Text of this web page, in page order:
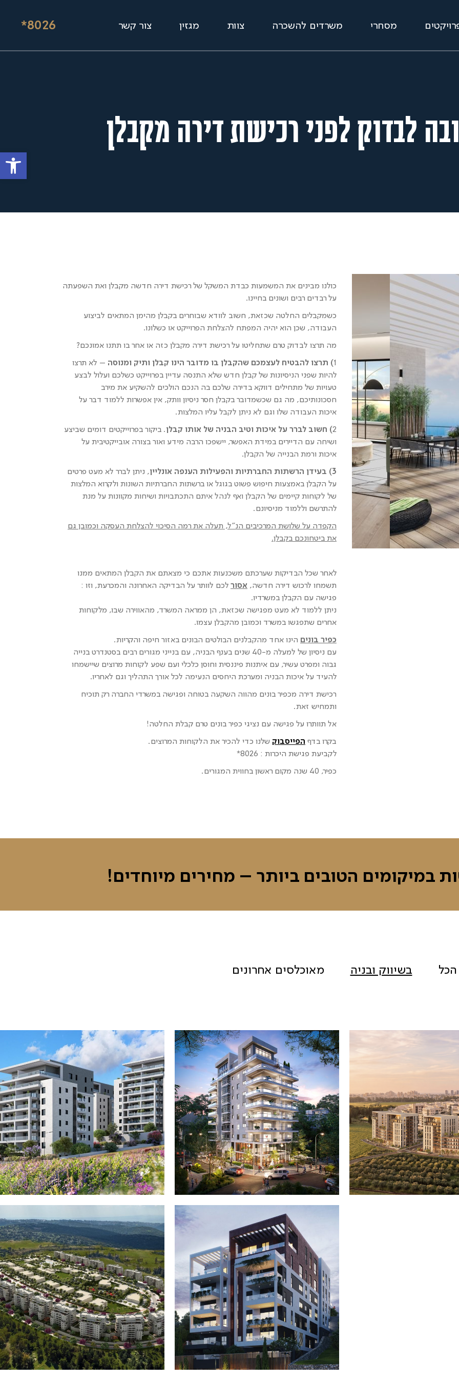
פתח
*8026 מסחרי משרדים להשכרה צוות מגזין צור קשר
כולנו מבינים את המשמעות כבדת המשקל של רכישת דירה חדשה מקבלן ואת השפעתה
על רבדים רבים ושונים בחיינו.
כשמקבלים החלטה שכזאת, חשוב לוודא שבוחרים בקבלן מהימן המתאים לביצוע
העבודה, שכן הוא יהיה המפתח להצלחת הפרוייקט או כשלונו.
מה תרצו לבדוק טרם שתחליטו על רכישת דירה מקבלן כזה או אחר בו תתנו אמונכם?
1) תרצו להבטיח לעצמכם שהקבלן בו מדובר הינו קבלן ותיק ומנוסה – לא תרצו
להיות שפני הניסיונות של קבלן חדש שלא התנסה עדיין בפרוייקט כשלכם ועלול לבצע
טעויות של מתחילים דווקא בדירה שלכם בה הנכם הולכים להשקיע את מירב
חסכונותיכם, מה גם שכשמדובר בקבלן חסר ניסיון וותק, אין אפשרות ללמוד דבר על
איכות העבודה שלו וגם לא ניתן לקבל עליו המלצות.
2) חשוב לברר על איכות וטיב הבניה של אותו קבלן. ביקור בפרוייקטים דומים שביצע
ושיחה עם הדיירים במידת האפשר, יישפכו הרבה מידע ואור בצורה אובייקטיבית על
איכות ורמת הבנייה של הקבלן.
3) בעידן הרשתות החברתיות והפעילות הענפה אונליין
, ניתן לברר לא מעט פרטים
על הקבלן באמצעות חיפוש פשוט בגוגל או ברשתות החברתיות השונות ולקרוא המלצות
של לקוחות קיימים של הקבלן ואף לנהל איתם התכתבויות ושיחות מקוונות על מנת
להתרשם וללמוד מניסיונם.
הקפדה על שלושת המרכיבים הנ"ל, תעלה את רמה הסיכוי להצלחת העסקה וכמובן גם
את ביטחונכם בקבלן.
לאחר שכל הבדיקות שערכתם משכנעות אתכם כי מצאתם את הקבלן המתאים ממנו
תשמחו לרכוש דירה חדשה, אסור לכם לוותר על הבדיקה האחרונה והמכרעת, וזו :
פגישה עם הקבלן במשרדיו.
ניתן ללמוד לא מעט מפגישה שכזאת, הן ממראה המשרד, מהאווירה שבו, מלקוחות
אחרים שתפגשו במשרד וכמובן מהקבלן עצמו.
כפיר בונים הינו אחד מהקבלנים הבולטים הבונים באזור חיפה והקריות.
עם ניסיון של למעלה מ-40 שנים בענף הבניה, עם בנייני מגורים רבים בסטנדרט בנייה
גבוה ומפרט עשיר, עם איתנות פיננסית וחוסן כלכלי ועם שפע לקוחות מרוצים שיישמחו
להעיד על איכות הבניה ומערכת היחסים הנעימה לכל אורך התהליך וגם לאחריו.
רכישת דירה מכפיר בונים מהווה השקעה בטוחה ופגישה במשרדי החברה רק תוכיח
ותמחיש זאת.
אל תוותרו על פגישה עם נציגי כפיר בונים טרם קבלת החלטה!
בקרו בדף הפייסבוק שלנו כדי להכיר את הלקוחות המרוצים.
לקביעת פגישת היכרות : 8026*
כפיר, 40 שנה מקום ראשון בחווית המגורים.
במיקומים הטובים ביותר – מחירים מיוחדים!
הכל בשיווק ובניה מאוכלסים אחרונים
זכרון יעקב – KFIR VALLEY סוקולוב 19 – קרית אתא
דרך אמונה – שכונת הפרסה
רכסים
תל מאנה 56 – אחוזה חיפה